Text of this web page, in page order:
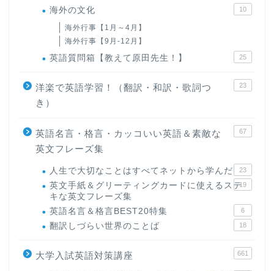
海外の文化 10
海外行事【1月～4月】
海外行事【9月-12月】
英語質問箱【教えて原田先生！】 25
洋楽で英語学習！（翻訳・和訳・歌詞つ
き）
23
英語名言・格言・カッコいい英語＆素敵な
英文フレーズ集
67
人生で大切なことはすべてネットから学んだ 23
英文手紙＆グリーティングカードに使えるステ
キな英文フレーズ集
19
英語名言＆格言BEST20特集 6
翻訳しづらい世界のことば 18
大学入試英語対策講座 661